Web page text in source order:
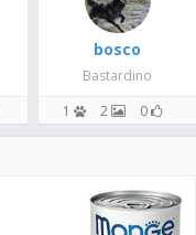
bosco
Bastardino
1
2 0